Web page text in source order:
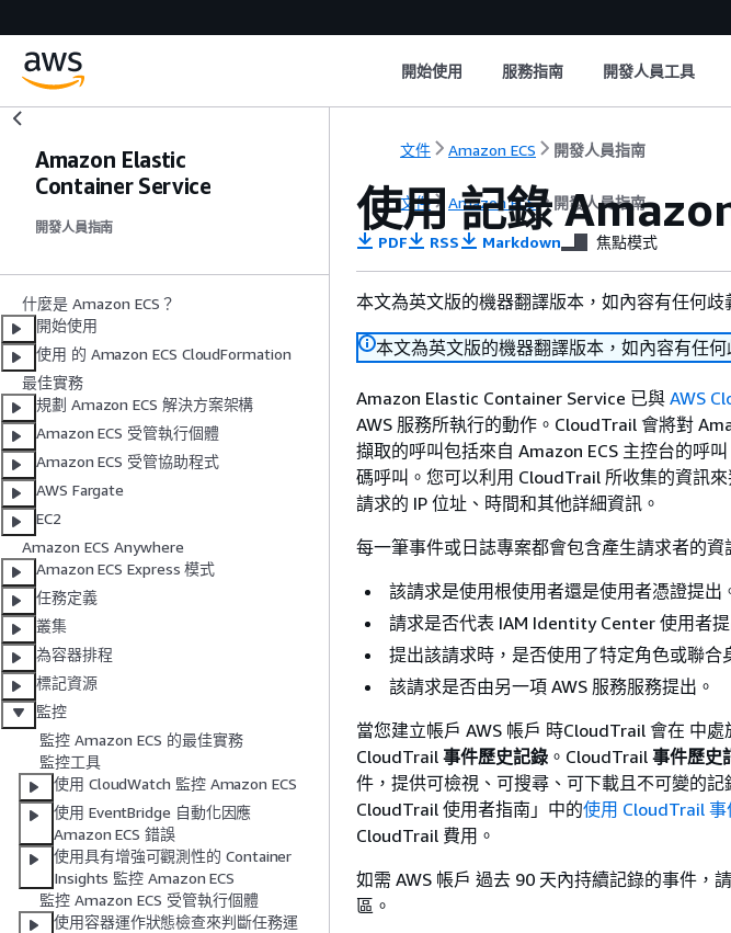
開始使用 服務指南 開發人員工具
Amazon Elastic
Container Service
開發人員指南
什麼是 Amazon ECS？
開始使用
使用 的 Amazon ECS CloudFormation
最佳實務
規劃 Amazon ECS 解決方案架構
Amazon ECS 受管執行個體
Amazon ECS 受管協助程式
AWS Fargate
EC2
Amazon ECS Anywhere
Amazon ECS Express 模式
任務定義
叢集
為容器排程
標記資源
監控
監控 Amazon ECS 的最佳實務
監控工具
使用 CloudWatch 監控 Amazon ECS
使用 EventBridge 自動化因應
Amazon ECS 錯誤
使用具有增強可觀測性的 Container
Insights 監控 Amazon ECS
監控 Amazon ECS 受管執行個體
使用容器運作狀態檢查來判斷任務運
文件 Amazon ECS 開發人員指南
文件 Amazon ECS 開發人員指南
使用 記錄
PDF RSS Markdown 焦點模式
本文為英文版的機器翻譯版本，如內容有任何
本文為英文版的機器翻譯版本，如內容有任
Amazon Elastic Container Service 已與 AWS
AWS 服務所執行的動作。CloudTrail 會將對
擷取的呼叫包括來自 Amazon ECS 主控台的呼
碼呼叫。您可以利用 CloudTrail 所收集的資訊
請求的 IP 位址、時間和其他詳細資訊。
每一筆事件或日誌專案都會包含產生請求者的資
該請求是使用根使用者還是使用者憑證提出
請求是否代表 IAM Identity Center 使用者提
提出該請求時，是否使用了特定角色或聯合
該請求是否由另一項 AWS 服務服務提出。
當您建立帳戶 AWS 帳戶 時CloudTrail 會在 中
CloudTrail 事件歷史記錄 。CloudTrail 事件歷史
件，提供可檢視、可搜尋、可下載且不可變的
CloudTrail 使用者指南」 中的使用 CloudTrail
CloudTrail 費用。
如需 AWS 帳戶 過去 90 天內持續記錄的事件，
區。